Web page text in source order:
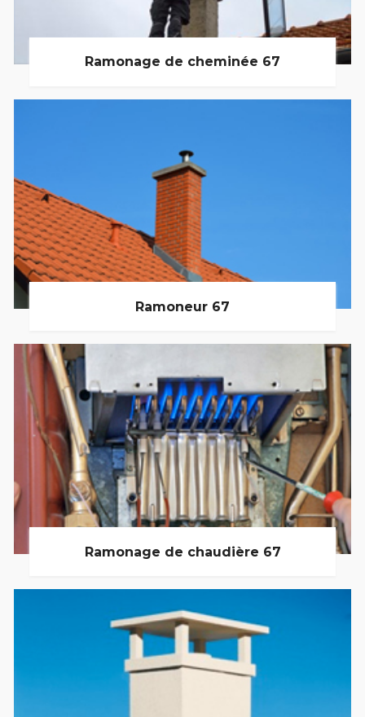
Ramonage de cheminée 67
Ramoneur 67
Ramonage de chaudière 67